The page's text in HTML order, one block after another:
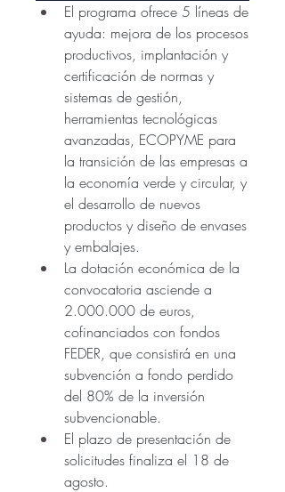
El programa ofrece 5 líneas de
ayuda: mejora de los procesos
productivos, implantación y
certificación de normas y
sistemas de gestión,
herramientas tecnológicas
avanzadas, ECOPYME para
la transición de las empresas a
la economía verde y circular, y
el desarrollo de nuevos
productos y diseño de envases
y embalajes.
La dotación económica de la
convocatoria asciende a
2.000.000 de euros,
cofinanciados con fondos
FEDER, que consistirá en una
subvención a fondo perdido
del 80% de la inversión
subvencionable.
El plazo de presentación de
solicitudes finaliza el 18 de
agosto.